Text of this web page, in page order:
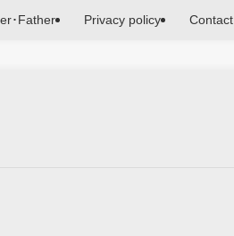
･Father Privacy policy Contact